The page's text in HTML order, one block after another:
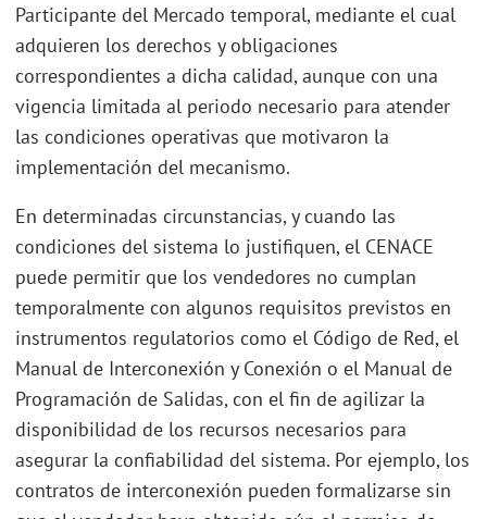
Participante del Mercado temporal, mediante el cual
adquieren los derechos y obligaciones
correspondientes a dicha calidad, aunque con una
vigencia limitada al periodo necesario para atender
las condiciones operativas que motivaron la
implementación del mecanismo.
En determinadas circunstancias, y cuando las
condiciones del sistema lo justifiquen, el CENACE
puede permitir que los vendedores no cumplan
temporalmente con algunos requisitos previstos en
instrumentos regulatorios como el Código de Red, el
Manual de Interconexión y Conexión o el Manual de
Programación de Salidas, con el fin de agilizar la
disponibilidad de los recursos necesarios para
asegurar la confiabilidad del sistema. Por ejemplo, los
contratos de interconexión pueden formalizarse sin